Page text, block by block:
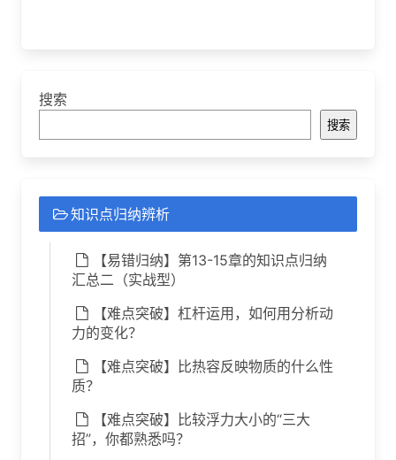
搜索
搜索
知识点归纳辨析
【易错归纳】第13-15章的知识点归纳
汇总二（实战型）
【难点突破】杠杆运用，如何用分析动
力的变化？
【难点突破】比热容反映物质的什么性
质？
【难点突破】比较浮力大小的“三大
招”，你都熟悉吗？